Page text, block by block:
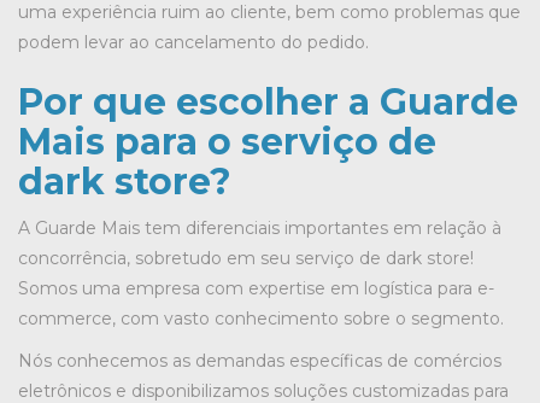
uma experiência ruim ao cliente, bem como problemas que
podem levar ao cancelamento do pedido.
Por que escolher a Guarde
Mais para o serviço de
dark store?
A Guarde Mais tem diferenciais importantes em relação à
concorrência, sobretudo em seu serviço de dark store!
Somos uma empresa com expertise em logística para e-
commerce, com vasto conhecimento sobre o segmento.
Nós conhecemos as demandas específicas de comércios
eletrônicos e disponibilizamos soluções customizadas para